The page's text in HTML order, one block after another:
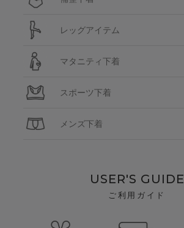
レッグアイテム
マタニティ下着
スポーツ下着
メンズ下着
USER'S GUIDE
ご利用ガイド